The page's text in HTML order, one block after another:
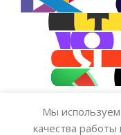
Мы
качества
Стикер —